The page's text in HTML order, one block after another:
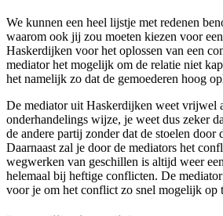
We kunnen een heel lijstje met redenen
waarom ook jij zou moeten kiezen voor
Haskerdijken voor het oplossen van een
mediator het mogelijk om de relatie niet
het namelijk zo dat de gemoederen hoog
De mediator uit Haskerdijken weet vrijwel
onderhandelings wijze, je weet dus zeker
de andere partij zonder dat de stoelen door
Daarnaast zal je door de mediators het
wegwerken van geschillen is altijd weer
helemaal bij heftige conflicten. De
voor je om het conflict zo snel mogelijk op